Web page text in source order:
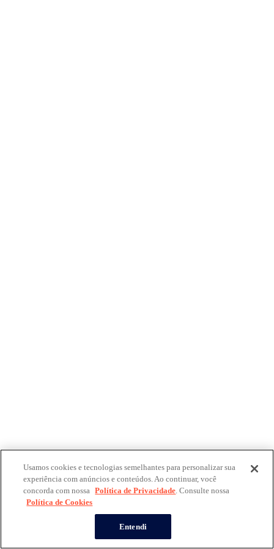
Usamos cookies e tecnologias semelhantes para personalizar sua
experiência com anúncios e conteúdos. Ao continuar, você
concorda com nossa Política de Privacidade. Consulte nossa
Política de Cookies
Entendi